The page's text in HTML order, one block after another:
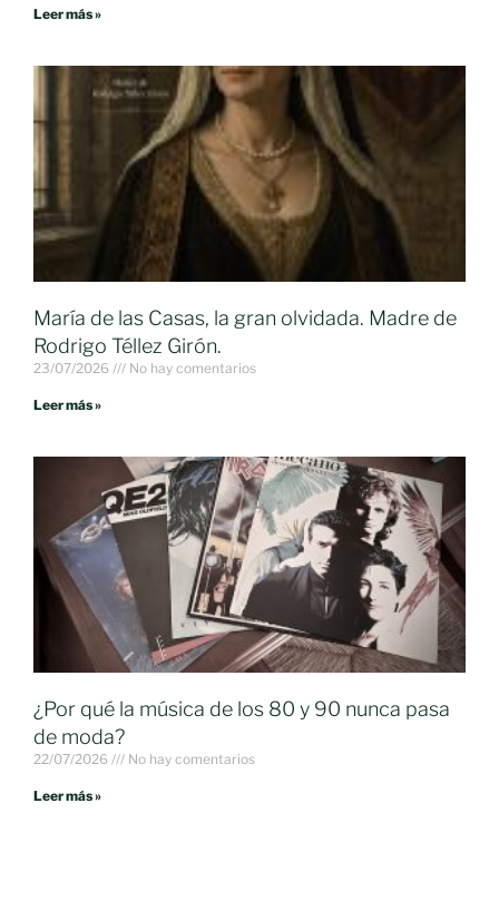
Leer más »
María de las Casas, la gran olvidada. Madre de
Rodrigo Téllez Girón.
23/07/2026 No hay comentarios
Leer más »
¿Por qué la música de los 80 y 90 nunca pasa
de moda?
22/07/2026 No hay comentarios
Leer más »